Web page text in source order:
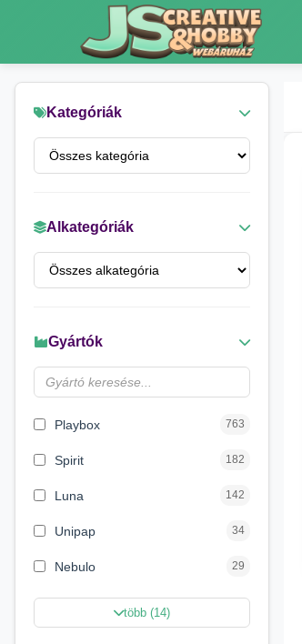
Kategóriák
Alkategóriák
Gyártók
Playbox 763
Spirit 182
Luna 142
Unipap 34
Nebulo 29
Magic Toys 26
több (14)